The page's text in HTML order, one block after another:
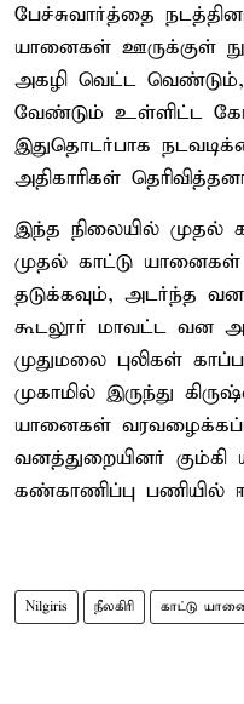
பேச்சுவார்த்தை
யானைகள் ஊருக்குள்
அகழி வெட்ட
வேண்டும் உள்ளிட்ட
இதுதொடர்பாக
அதிகாரிகள்
இந்த நிலையில் முதல்
முதல் காட்டு
தடுக்கவும், அடர்ந்த
கூடலூர் மாவட்ட வன
முதுமலை புலிகள்
முகாமில் இருந்து
யானைகள்
வனத்துறையினர்
கண்காணிப்பு பணியில்
Nilgiris நீலகிரி காட்டு